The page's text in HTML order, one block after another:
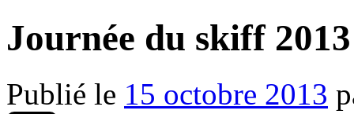
Journée du skiff 2013
Publié le 15 octobre 2013